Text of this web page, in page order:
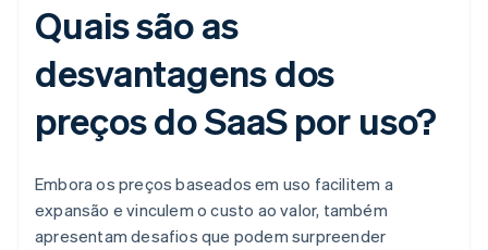
Quais são as
desvantagens dos
preços do SaaS por uso?
Embora os preços baseados em uso facilitem a
expansão e vinculem o custo ao valor, também
apresentam desafios que podem surpreender